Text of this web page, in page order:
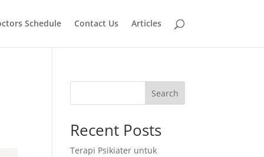
Schedule Contact Us Articles
Search
Recent Posts
Terapi Psikiater untuk